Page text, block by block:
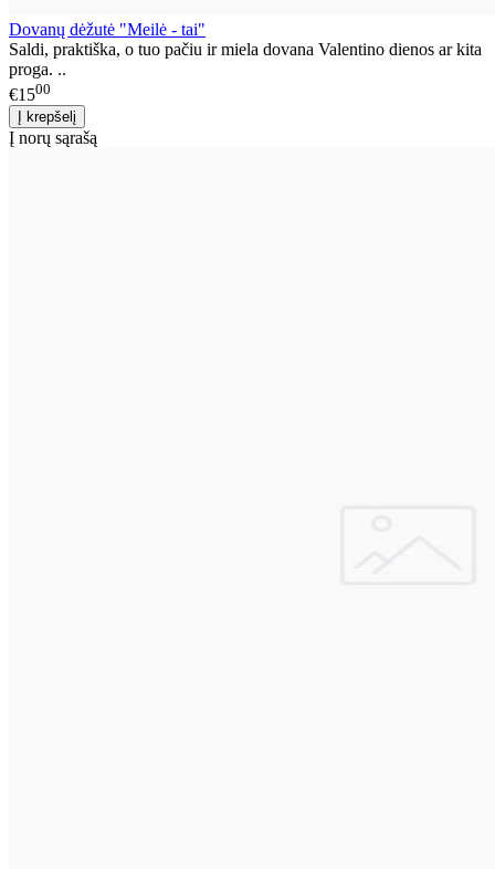
Dovanų dėžutė "Meilė - tai"
Saldi, praktiška, o tuo pačiu ir miela dovana Valentino dienos ar kita
proga. ..
€1500
Į norų sąrašą